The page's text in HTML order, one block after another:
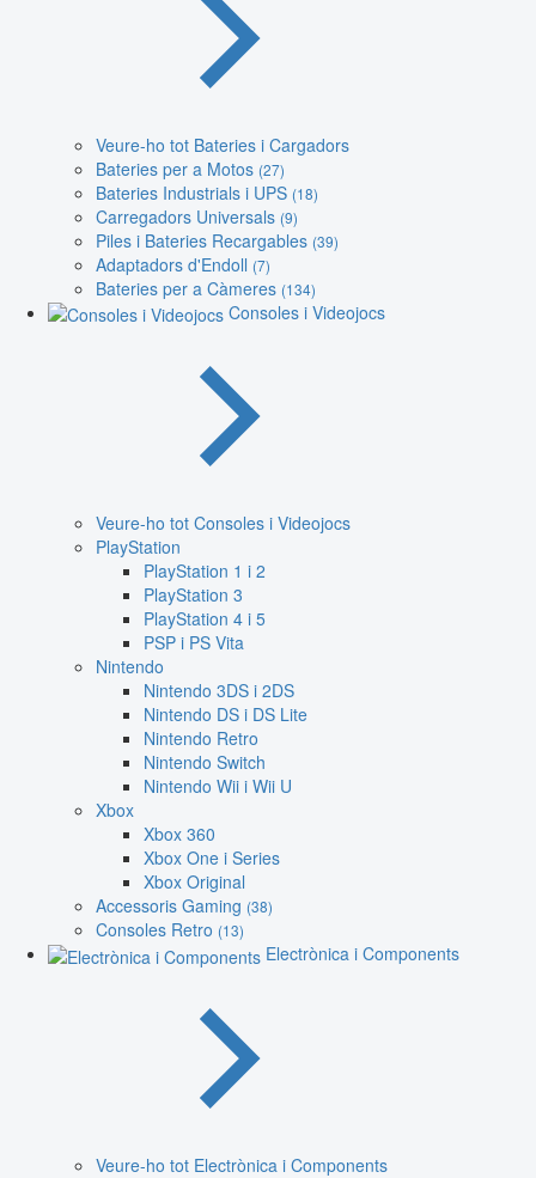
Veure-ho tot Bateries i Cargadors
Bateries per a Motos (27)
Bateries Industrials i UPS (18)
Carregadors Universals (9)
Piles i Bateries Recargables (39)
Adaptadors d'Endoll (7)
Bateries per a Càmeres (134)
Consoles i Videojocs
Veure-ho tot Consoles i Videojocs
PlayStation
PlayStation 1 i 2
PlayStation 3
PlayStation 4 i 5
PSP i PS Vita
Nintendo
Nintendo 3DS i 2DS
Nintendo DS i DS Lite
Nintendo Retro
Nintendo Switch
Nintendo Wii i Wii U
Xbox
Xbox 360
Xbox One i Series
Xbox Original
Accessoris Gaming (38)
Consoles Retro (13)
Electrònica i Components
Veure-ho tot Electrònica i Components